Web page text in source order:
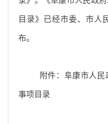
目录》已经市委、市人
布。
附件： 阜康市人民
事项目录